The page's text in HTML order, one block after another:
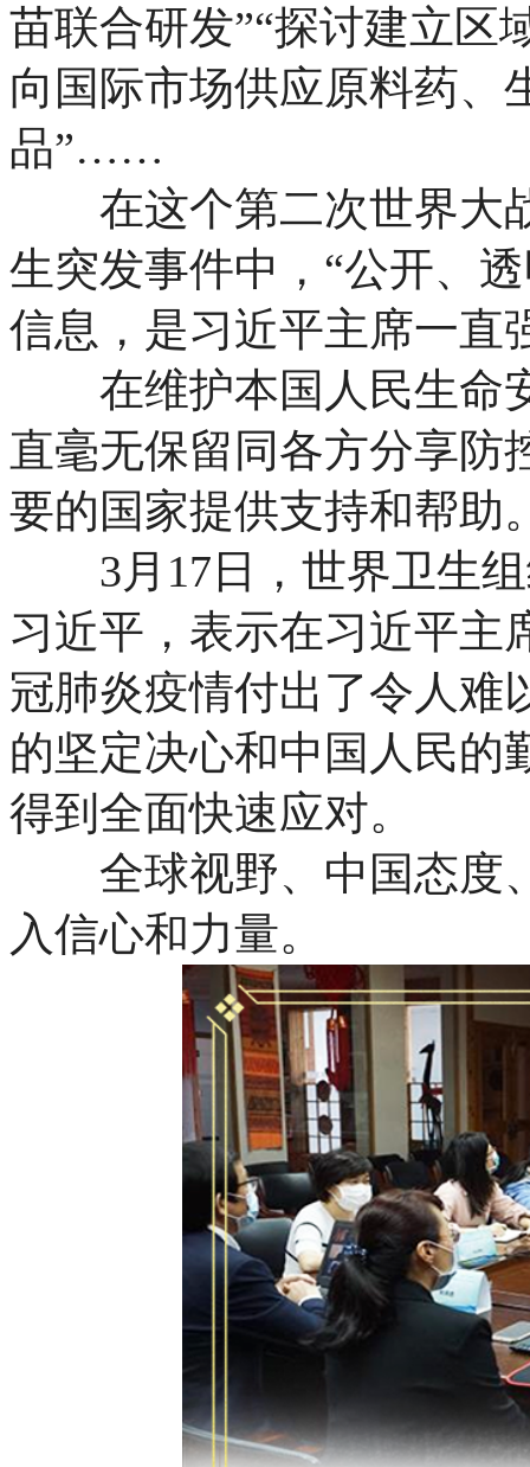
苗联合研发”“探讨建立区
向国际市场供应原料药、
品”……
在这个第二次世界大
生突发事件中，“公开、
信息，是习近平主席一直
在维护本国人民生命
直毫无保留同各方分享防
要的国家提供支持和帮助
3月17日，世界卫生组
习近平，表示在习近平主
冠肺炎疫情付出了令人难
的坚定决心和中国人民的
得到全面快速应对。
全球视野、中国态度
入信心和力量。